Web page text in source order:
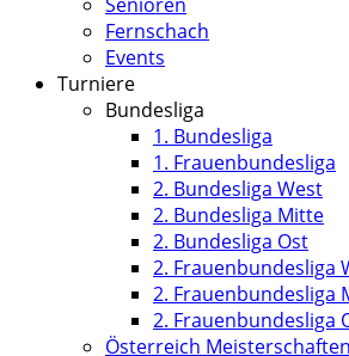
Fernschach
Events
Turniere
Bundesliga
1. Bundesliga
1. Frauenbundesliga
2. Bundesliga West
2. Bundesliga Mitte
2. Bundesliga Ost
2. Frauenbundesliga
2. Frauenbundesliga
2. Frauenbundesliga
Österreich Meisterschaften